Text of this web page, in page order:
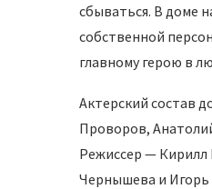
сбываться. В доме
собственной
главному герою в
Актерский состав
Проворов,
Режиссер — Кирилл
Чернышева и